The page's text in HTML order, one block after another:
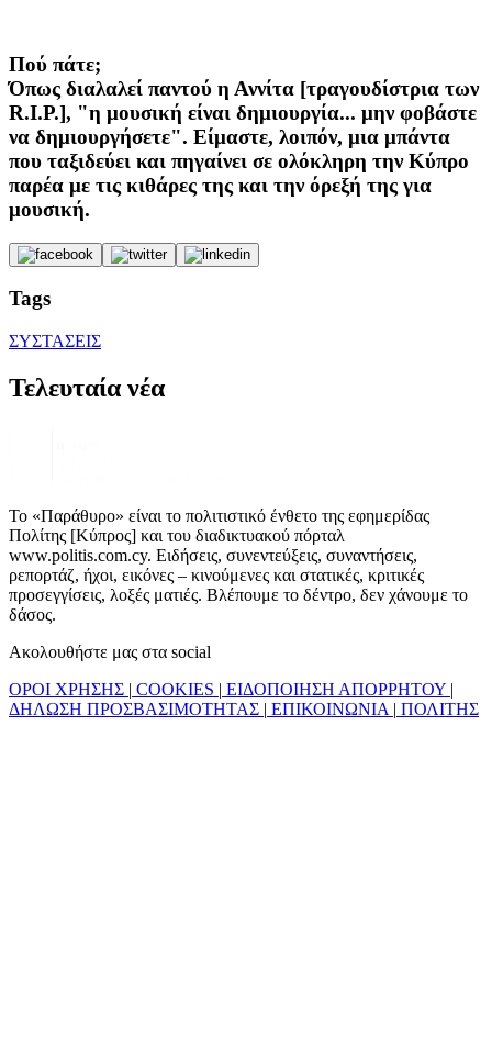
Πού πάτε;
Όπως διαλαλεί παντού η Αννίτα [τραγουδίστρια των
R.I.P.], "η μουσική είναι δημιουργία... μην φοβάστε
να δημιουργήσετε". Είμαστε, λοιπόν, μια μπάντα
που ταξιδεύει και πηγαίνει σε ολόκληρη την Κύπρο
παρέα με τις κιθάρες της και την όρεξή της για
μουσική.
Tags
ΣΥΣΤΑΣΕΙΣ
Τελευταία νέα
Το «Παράθυρο» είναι το πολιτιστικό ένθετο της εφημερίδας
Πολίτης [Κύπρος] και του διαδικτυακού πόρταλ
www.politis.com.cy. Ειδήσεις, συνεντεύξεις, συναντήσεις,
ρεπορτάζ, ήχοι, εικόνες – κινούμενες και στατικές, κριτικές
προσεγγίσεις, λοξές ματιές. Βλέπουμε το δέντρο, δεν χάνουμε το
δάσος.
Ακολουθήστε μας στα social
ΟΡΟΙ ΧΡΗΣΗΣ | COOKIES | ΕΙΔΟΠΟΙΗΣΗ ΑΠΟΡΡΗΤΟΥ |
ΔΗΛΩΣΗ ΠΡΟΣΒΑΣΙΜΟΤΗΤΑΣ | ΕΠΙΚΟΙΝΩΝΙΑ | ΠΟΛΙΤΗΣ